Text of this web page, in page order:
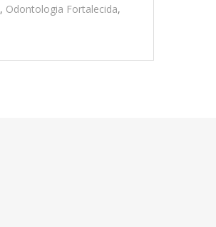
, Odontologia Fortalecida,